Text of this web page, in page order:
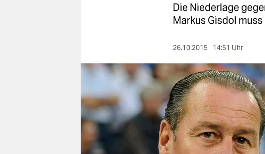
berlin
nord
wahrheit
verlag
Die Niederlage
Markus Gisdol
26.10.2015 14:51 Uhr